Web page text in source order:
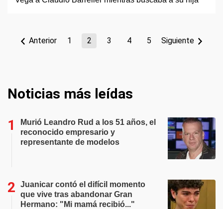
Anterior 1 2 3 4 5 Siguiente
Noticias más leídas
Murió Leandro Rud a los 51 años, el
reconocido empresario y
representante de modelos
Juanicar contó el difícil momento
que vive tras abandonar Gran
Hermano: "Mi mamá recibió..."